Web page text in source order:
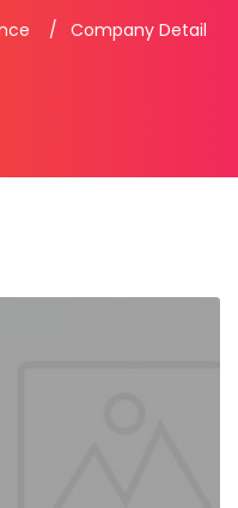
Company Detail